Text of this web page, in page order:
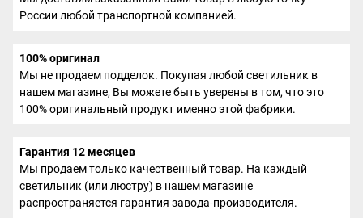
России любой транспортной компанией.
100% оригинал
Мы не продаем подделок. Покупая любой светильник в
нашем магазине, Вы можете быть уверены в том, что это
100% оригинальный продукт именно этой фабрики.
Гарантия 12 месяцев
Мы продаем только качественный товар. На каждый
светильник (или люстру) в нашем магазине
распространяется гарантия завода-производителя.